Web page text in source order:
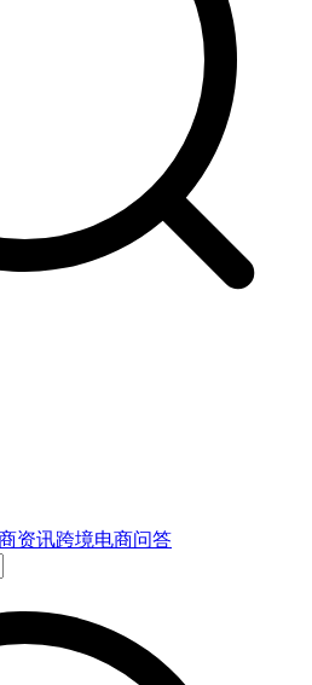
资讯跨境电商问答